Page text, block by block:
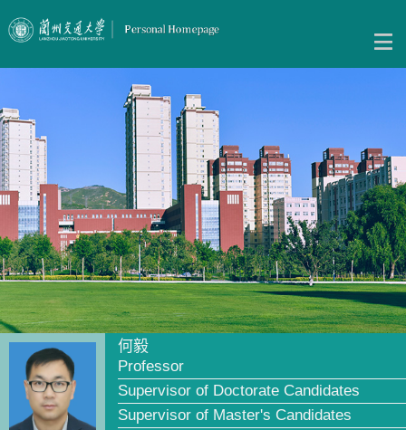
何毅
Professor
Supervisor of Doctorate Candidates
Supervisor of Master's Candidates